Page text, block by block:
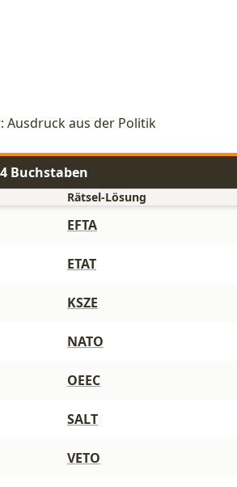
Ausdruck aus der Politik
Buchstaben
Rätsel-Lösung
EFTA
ETAT
KSZE
NATO
OEEC
SALT
VETO